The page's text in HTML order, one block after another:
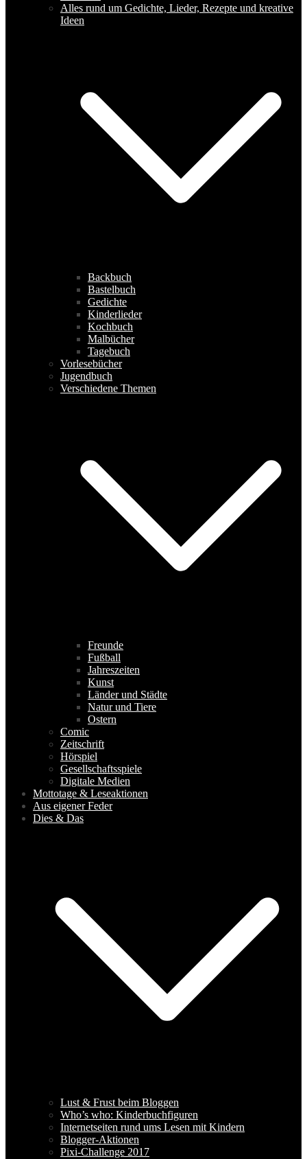
Alles rund um Gedichte, Lieder, Rezepte und kreative
Ideen
Backbuch
Bastelbuch
Gedichte
Kinderlieder
Kochbuch
Malbücher
Tagebuch
Vorlesebücher
Jugendbuch
Verschiedene Themen
Freunde
Fußball
Jahreszeiten
Kunst
Länder und Städte
Natur und Tiere
Ostern
Comic
Zeitschrift
Hörspiel
Gesellschaftsspiele
Digitale Medien
Mottotage & Leseaktionen
Aus eigener Feder
Dies & Das
Lust & Frust beim Bloggen
Who’s who: Kinderbuchfiguren
Internetseiten rund ums Lesen mit Kindern
Blogger-Aktionen
Pixi-Challenge 2017